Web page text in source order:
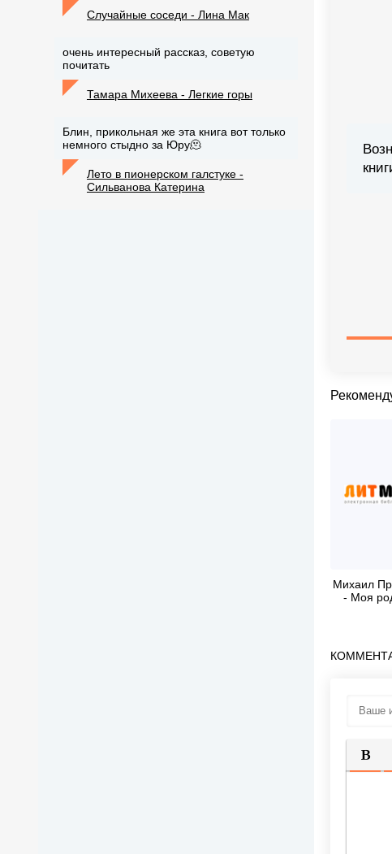
Михаил
- Моя
Случайные соседи - Лина Мак
очень интересный рассказ, советую
почитать
Тамара Михеева - Легкие горы
Блин, прикольная же эта книга вот только
немного стыдно за Юру🫠
Лето в пионерском галстуке -
Сильванова Катерина